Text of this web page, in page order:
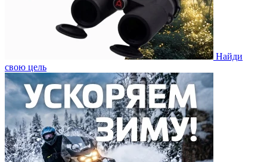
Найди
свою цель